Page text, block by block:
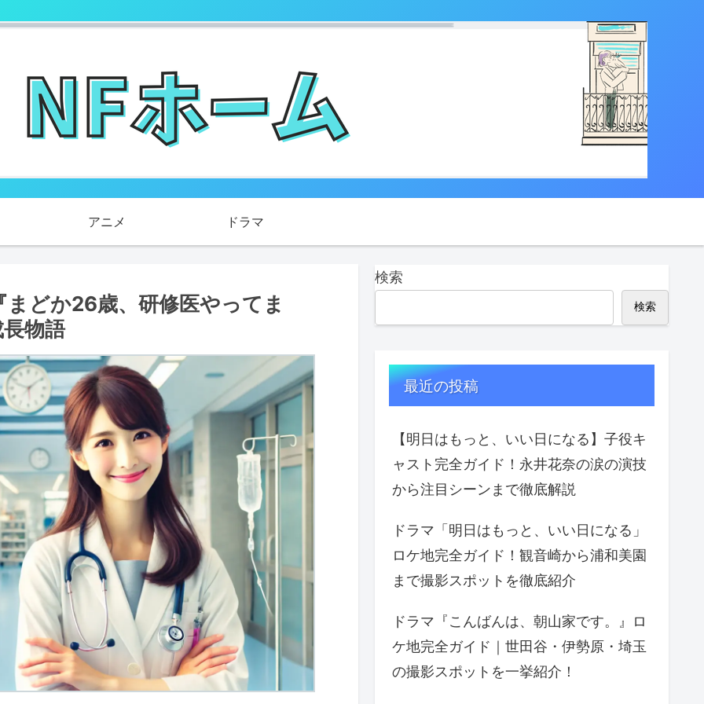
アニメ ドラマ
どか26歳、研修医やってま
物語
検索
検索
最近の投稿
【明日はもっと、いい日になる】子役キ
ャスト完全ガイド！永井花奈の涙の演技
から注目シーンまで徹底解説
ドラマ「明日はもっと、いい日になる」
ロケ地完全ガイド！観音崎から浦和美園
まで撮影スポットを徹底紹介
ドラマ『こんばんは、朝山家です。』ロ
ケ地完全ガイド｜世田谷・伊勢原・埼玉
の撮影スポットを一挙紹介！